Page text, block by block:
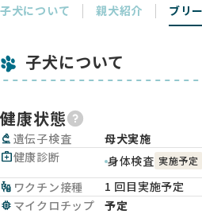
子犬について 親犬紹介 ブリ
子犬について
健康状態
biotech 遺伝子検査
母犬実施
medical_services健康診断 身体検査 実施予定
vaccines ワクチン接種
1 回目実施予定
memory マイクロチップ 予定